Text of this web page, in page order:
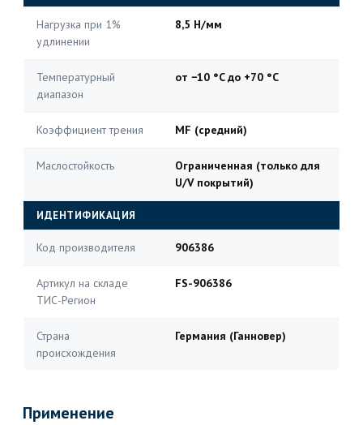
Нагрузка при 1%
удлинении
8,5 Н/мм
Температурный
диапазон
от −10 °C до +70 °C
Коэффициент трения MF (средний)
Маслостойкость
Ограниченная (только для
U/V покрытий)
ИДЕНТИФИКАЦИЯ
Код производителя 906386
Артикул на складе
ТИС-Регион
FS-906386
Страна
происхождения
Германия (Ганновер)
Применение